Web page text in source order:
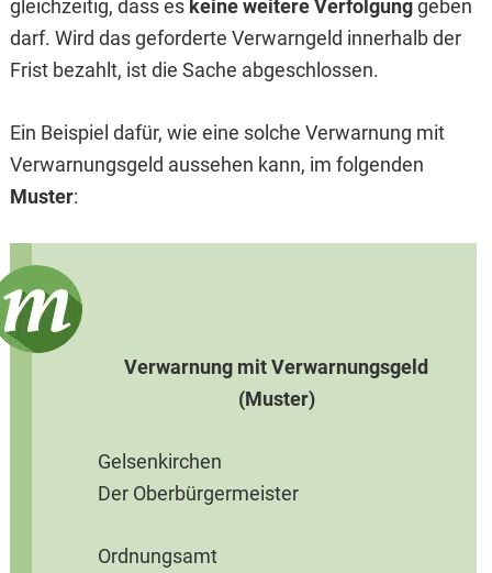
gleichzeitig, dass es keine weitere Verfolgunggeben
darf. Wird das geforderte Verwarngeld innerhalb der
Frist bezahlt, ist die Sache abgeschlossen.
Ein Beispiel dafür, wie eine solche Verwarnung mit
Verwarnungsgeld aussehen kann, im folgenden
Muster:
Verwarnung mit Verwarnungsgeld
(Muster)
Gelsenkirchen
Der Oberbürgermeister
Ordnungsamt